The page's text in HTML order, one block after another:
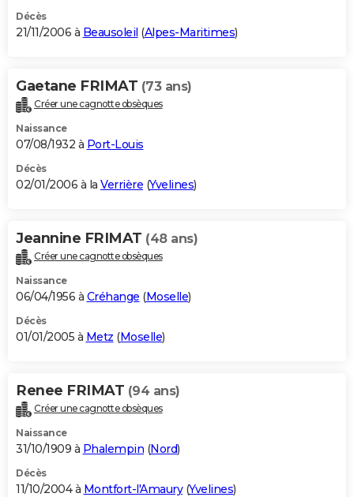
Décès
21/11/2006 à Beausoleil (Alpes-Maritimes)
Gaetane FRIMAT (73 ans)
Créer une cagnotte obsèques
Naissance
07/08/1932 à Port-Louis
Décès
02/01/2006 à la Verrière (Yvelines)
Jeannine FRIMAT (48 ans)
Créer une cagnotte obsèques
Naissance
06/04/1956 à Créhange (Moselle)
Décès
01/01/2005 à Metz (Moselle)
Renee FRIMAT (94 ans)
Créer une cagnotte obsèques
Naissance
31/10/1909 à Phalempin (Nord)
Décès
11/10/2004 à Montfort-l'Amaury(Yvelines)